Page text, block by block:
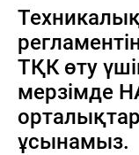
ТҚК өту
мерзімде
ұсынамыз.